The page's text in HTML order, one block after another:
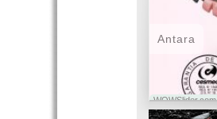
WOWSlider.com
Antara